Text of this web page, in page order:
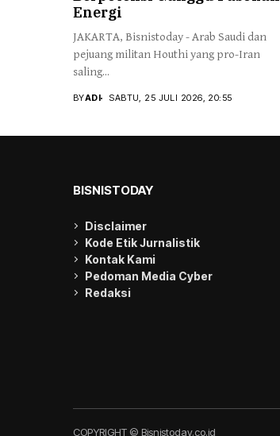
Energi
JAKARTA, Bisnistoday - Arab Saudi dan
pejuang militan Houthi yang pro-Iran
saling...
BYADI SABTU, 25 JULI 2026, 20:55
BISNISTODAY
Disclaimer
Kode Etik Jurnalistik
Kontak Kami
Pedoman Media Cyber
Redaksi
COPYRIGHT © Bisnistoday.co.id